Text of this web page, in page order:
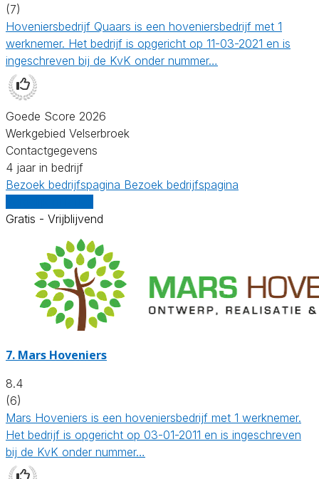
(7)
Hoveniersbedrijf Quaars is een hoveniersbedrijf met 1
werknemer. Het bedrijf is opgericht op 11-03-2021 en is
ingeschreven bij de KvK onder nummer…
Goede Score 2026
Werkgebied Velserbroek
Contactgegevens
4 jaar in bedrijf
Bezoek bedrijfspagina Bezoek bedrijfspagina
Gratis - Vrijblijvend
7. Mars Hoveniers
8.4
(6)
Mars Hoveniers is een hoveniersbedrijf met 1 werknemer.
Het bedrijf is opgericht op 03-01-2011 en is ingeschreven
bij de KvK onder nummer…